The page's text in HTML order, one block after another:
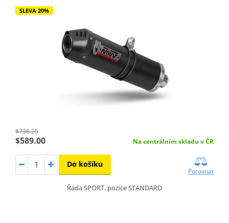
SLEVA 20%
$736.25
$589.00 Na centrálním skladu v ČR
Do košíku
Porovnat
Řada SPORT, pozice STANDARD